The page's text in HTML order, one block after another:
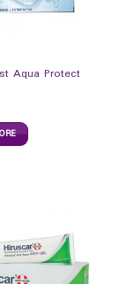
Aqua Protect